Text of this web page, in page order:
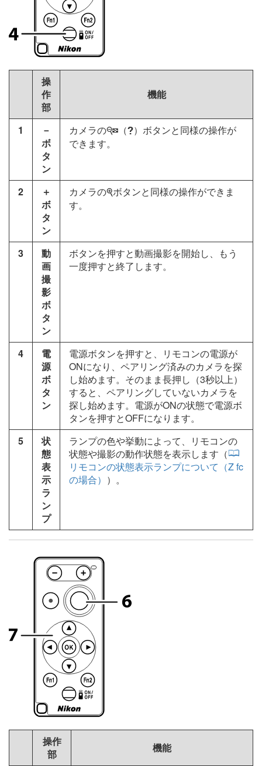
操
作
部
機能
1
－
ボ
タ
ン
カメラのW （Q）ボタンと同様の操作が
できます。
2
＋
ボ
タ
ン
カメラのXボタンと同様の操作ができま
す。
3
動
画
撮
影
ボ
タ
ン
ボタンを押すと動画撮影を開始し、もう
一度押すと終了します。
4
電
源
ボ
タ
ン
電源ボタンを押すと、リモコンの電源が
ONになり、ペアリング済みのカメラを探
し始めます。そのまま長押し（3秒以上）
すると、ペアリングしていないカメラを
探し始めます。電源がONの状態で電源ボ
タンを押すとOFFになります。
5
状
態
表
示
ラ
ン
プ
ランプの色や挙動によって、リモコンの
状態や撮影の動作状態を表示します（
リモコンの状態表示ランプについて（Z fc
の場合） ）。
操作
部
機能